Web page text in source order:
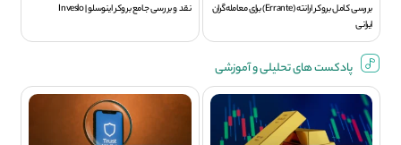
بررسی کامل بروکر ارانته (Errante) برای معامله‌گران
ایرانی
نقد و بررسی جامع بروکر اینوسلو | Inveslo
پادکست های تحلیلی و آموزشی